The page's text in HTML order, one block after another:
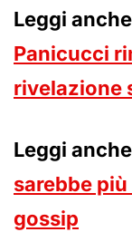
Leggi
Panicucci
rivelazione
Leggi
sarebbe
gossip